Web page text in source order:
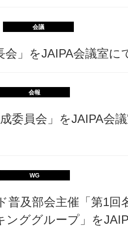
会議
会」をJAIPA会議室に
会報
成委員会」をJAIPA会
WG
普及部会主催「第1回
ンググループ」を